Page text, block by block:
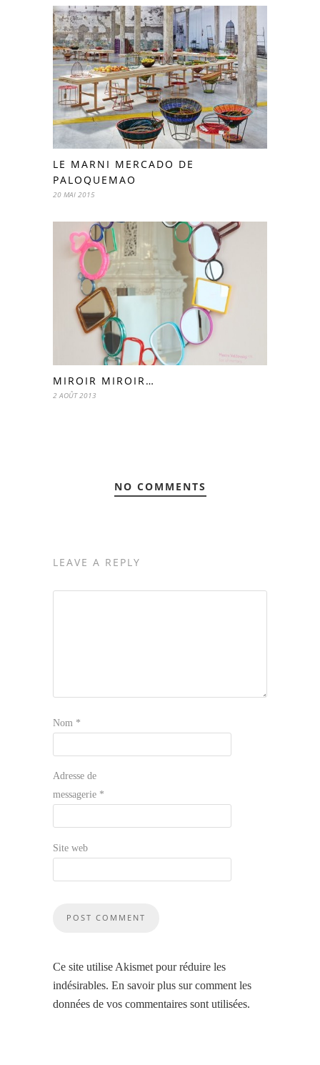
LE MARNI MERCADO DE
PALOQUEMAO
20 MAI 2015
MIROIR MIROIR…
2 AOÛT 2013
NO COMMENTS
LEAVE A REPLY
Nom *
Adresse de
messagerie *
Site web
Ce site utilise Akismet pour réduire les
indésirables. En savoir plus sur comment les
données de vos commentaires sont utilisées.